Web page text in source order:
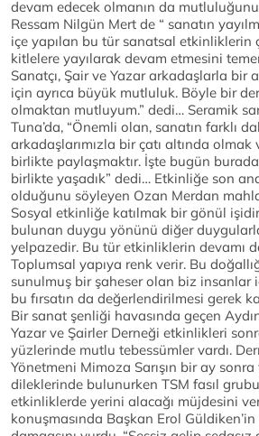
devam edecek olmanın da
Ressam Nilgün Mert de “ sanatın
içe yapılan bu tür sanatsal etkinliklerin
kitlelere yayılarak devam etmesini
Sanatçı, Şair ve Yazar arkadaşlarla bir
için ayrıca büyük mutluluk. Böyle bir
olmaktan mutluyum.” dedi… Seramik
Tuna’da, “Önemli olan, sanatın farklı
arkadaşlarımızla bir çatı altında
birlikte paylaşmaktır. İşte bugün
birlikte yaşadık” dedi… Etkinliğe son
olduğunu söyleyen Ozan Merdan
Sosyal etkinliğe katılmak bir gönül
bulunan duygu yönünü diğer
yelpazedir. Bu tür etkinliklerin devamı
Toplumsal yapıya renk verir. Bu
sunulmuş bir şaheser olan biz insanlar
bu fırsatın da değerlendirilmesi gerek
Bir sanat şenliği havasında geçen
Yazar ve Şairler Derneği etkinlikleri
yüzlerinde mutlu tebessümler vardı.
Yönetmeni Mimoza Sarışın bir ay
dileklerinde bulunurken TSM fasıl
etkinliklerde yerini alacağı müjdesini
konuşmasında Başkan Erol